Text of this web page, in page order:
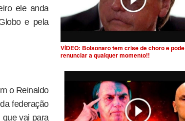
ele anda
e pela
o Reinaldo
federação
que vai para
VÍDEO: Bolsonaro tem crise de choro e pode
renunciar a qualquer momento!!